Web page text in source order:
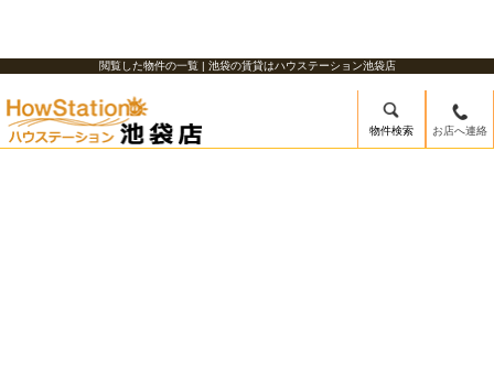
閲覧した物件の一覧 | 池袋の賃貸はハウステーション池袋店
/mobile_img/head-logo.png
物件検索 お店へ連絡